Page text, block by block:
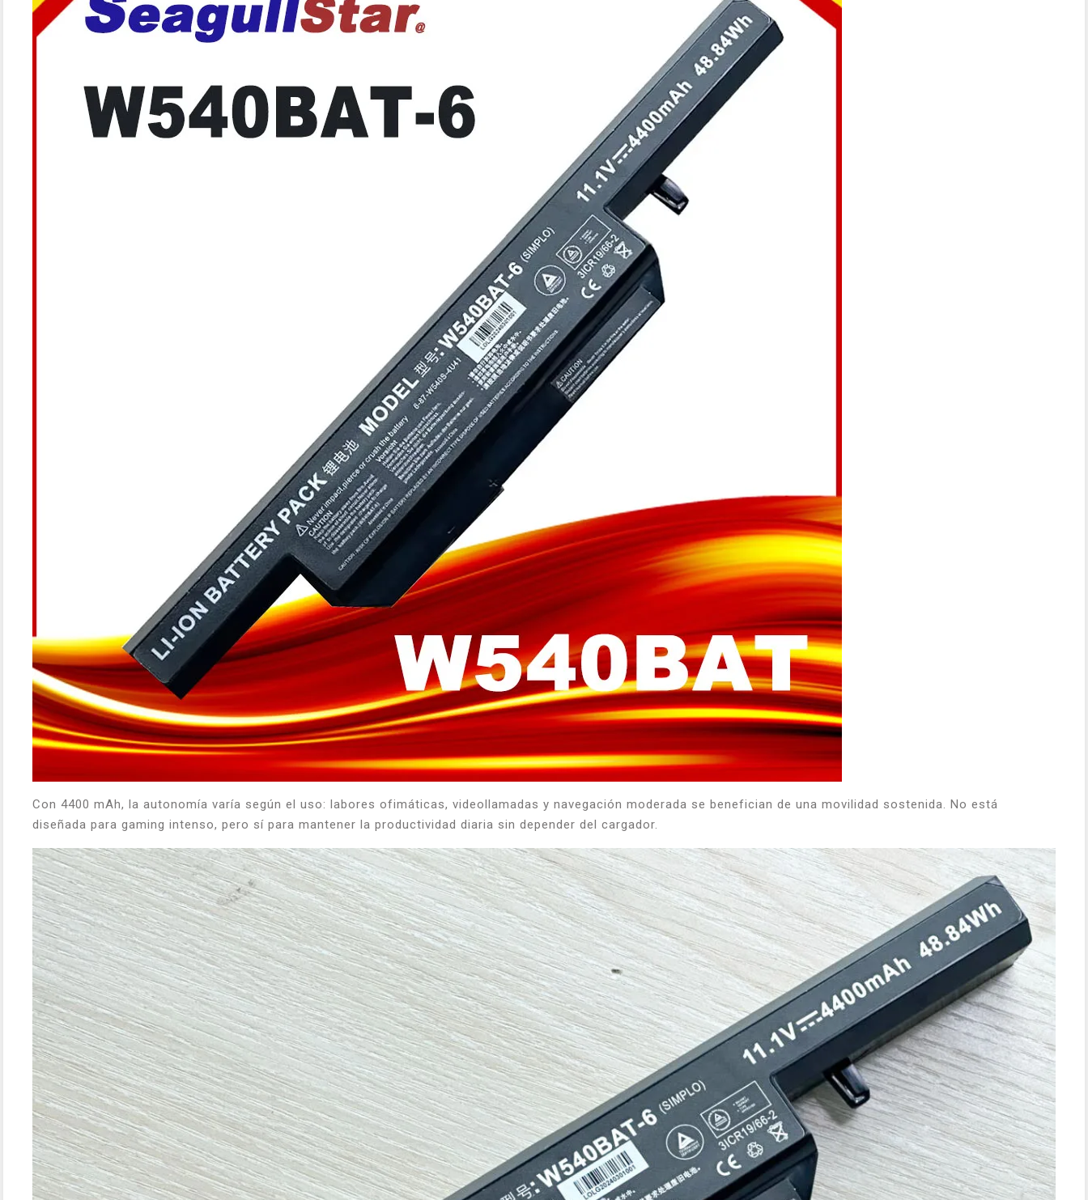
Con 4400 mAh, la autonomía varía según el uso: labores ofimáticas, videollamadas y navegación moderada se benefician de una movilidad sostenida. No está
diseñada para gaming intenso, pero sí para mantener la productividad diaria sin depender del cargador.